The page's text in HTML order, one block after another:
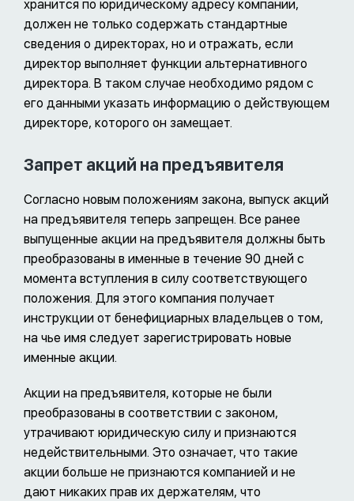
хранится по юридическому адресу компании,
должен не только содержать стандартные
сведения о директорах, но и отражать, если
директор выполняет функции альтернативного
директора. В таком случае необходимо рядом с
его данными указать информацию о действующем
директоре, которого он замещает.
Запрет акций на предъявителя
Согласно новым положениям закона, выпуск акций
на предъявителя теперь запрещен. Все ранее
выпущенные акции на предъявителя должны быть
преобразованы в именные в течение 90 дней с
момента вступления в силу соответствующего
положения. Для этого компания получает
инструкции от бенефициарных владельцев о том,
на чье имя следует зарегистрировать новые
именные акции.
Акции на предъявителя, которые не были
преобразованы в соответствии с законом,
утрачивают юридическую силу и признаются
недействительными. Это означает, что такие
акции больше не признаются компанией и не
дают никаких прав их держателям, что